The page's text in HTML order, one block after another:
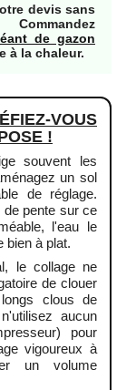
devis sans
de gazon
à la chaleur.
VOUS
!
souvent les
un sol
de réglage.
pente sur ce
l'eau le
bien à plat.
le collage ne
de clouer
clous de
aucun
pour
vigoureux à
un volume